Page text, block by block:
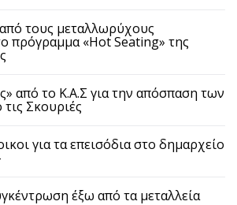
τους μεταλλωρύχους
πρόγραμμα «Hot Seating» της
από το Κ.Α.Σ για την απόσπαση των
Σκουριές
για τα επεισόδια στο δημαρχείο
έξω από τα μεταλλεία